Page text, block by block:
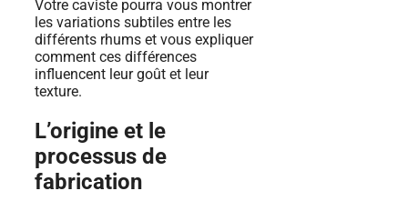
Votre caviste pourra vous montrer
les variations subtiles entre les
différents rhums et vous expliquer
comment ces différences
influencent leur goût et leur
texture.
L’origine et le
processus de
fabrication